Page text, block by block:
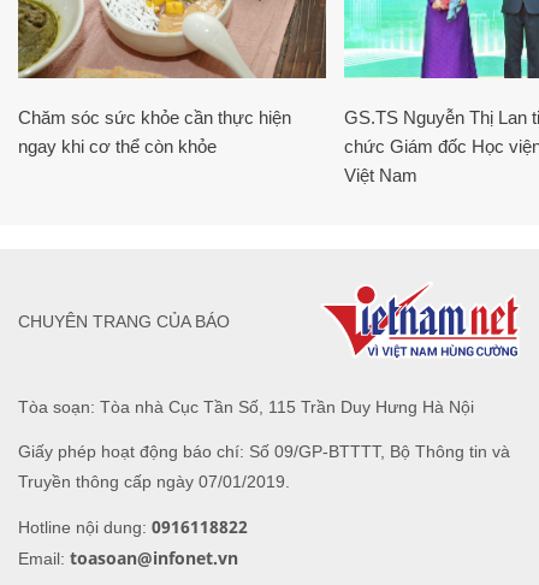
Chăm sóc sức khỏe cần thực hiện
ngay khi cơ thể còn khỏe
GS.TS Nguyễn Thị Lan
chức Giám đốc Học
Việt Nam
Tòa soạn: Tòa nhà Cục Tần Số, 115 Trần Duy Hưng Hà Nội
Giấy phép hoạt động báo chí: Số 09/GP-BTTTT, Bộ Thông tin và
Truyền thông cấp ngày 07/01/2019.
Hotline nội dung: 0916118822
Email: toasoan@infonet.vn
CHUYÊN TRANG CỦA BÁO